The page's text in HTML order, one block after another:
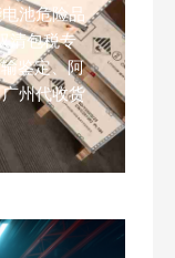
池危险品
清包税专
鉴定、阿
州代收货